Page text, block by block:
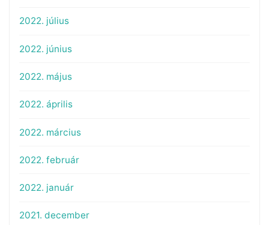
2022. július
2022. június
2022. május
2022. április
2022. március
2022. február
2022. január
2021. december